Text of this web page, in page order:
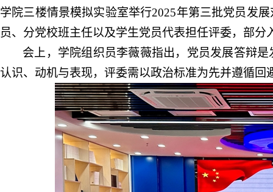
学院三楼情景模拟实验室举行2025年第三批党员发
员、分党校班主任以及学生党员代表担任评委，部
会上， 学院组织员李薇薇指出，党员发展答辩
认识、动机与表现，评委需以政治标准为先并遵循回